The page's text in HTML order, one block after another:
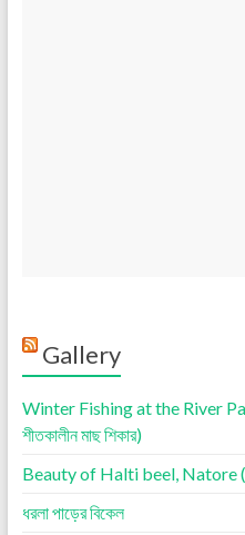
Gallery
Winter Fishing at the River
শীতকালীন মাছ শিকার)
Beauty of Halti beel, Natore
ধরলা পাড়ের বিকেল